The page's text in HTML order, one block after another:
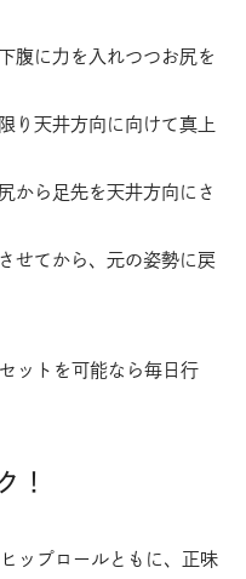
腹に力を入れつつお尻を
り天井方向に向けて真上
から足先を天井方向にさ
せてから、元の姿勢に戻
ットを可能なら毎日行
！
ップロールともに、正味